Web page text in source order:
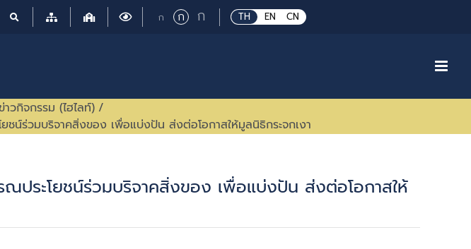
TH EN CN
ก Small
กRegular
กLarge
font
าวกิจกรรม (ไฮไลท์) /
น์ร่วมบริจาคสิ่งของ เพื่อแบ่งปัน ส่งต่อโอกาสให้มูลนิธิกระจกเงา
ประโยชน์ร่วมบริจาคสิ่งของ เพื่อแบ่งปัน ส่งต่อโอกาสให้